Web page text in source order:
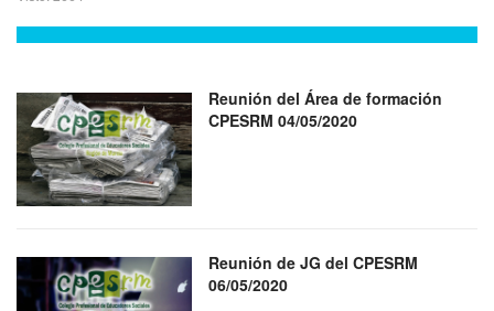
Reunión del Área de formación
CPESRM 04/05/2020
Reunión de JG del CPESRM
06/05/2020